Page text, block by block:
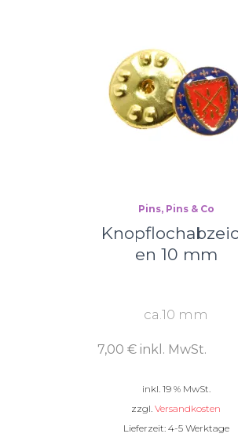
Pins Pins & Co
en 10 mm
ca.10 mm
7,00 € inkl. MwSt.
inkl. 19 % MwSt.
zzgl. Versandkosten
Lieferzeit: 4-5 Werktage